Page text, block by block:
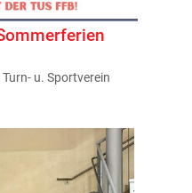
u. Sportverein